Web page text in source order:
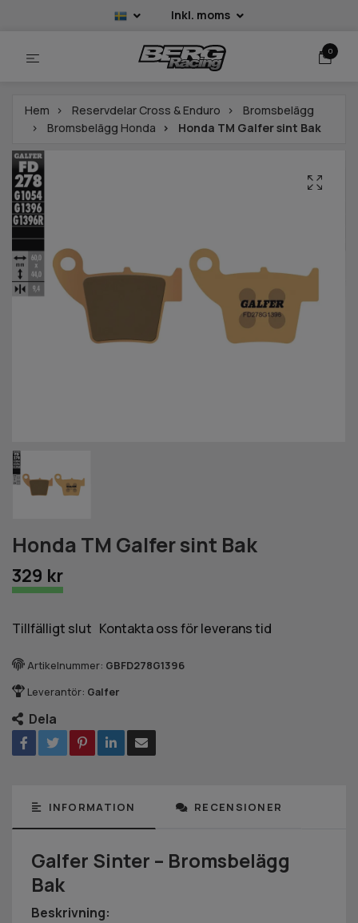
Inkl. moms
0
Hem Reservdelar Cross & Enduro
Bromsbelägg
Bromsbelägg Honda
Honda TM Galfer sint Bak
Honda TM Galfer sint Bak
329 kr
Tillfälligt slut Kontakta oss för leverans tid
Artikelnummer: GBFD278G1396
Leverantör: Galfer
Dela
INFORMATION RECENSIONER
Galfer Sinter – Bromsbelägg
Bak
Beskrivning: